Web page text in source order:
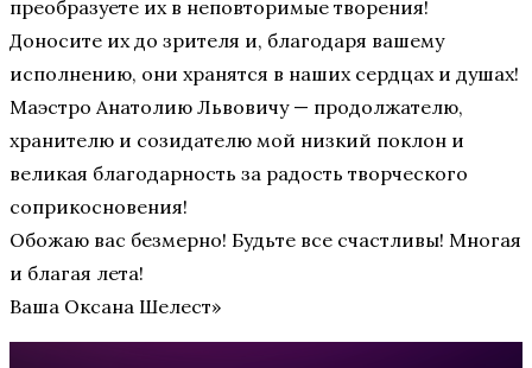
преобразуете их в неповторимые творения!
Доносите их до зрителя и, благодаря вашему
исполнению, они хранятся в наших сердцах и душах!
Маэстро Анатолию Львовичу — продолжателю,
хранителю и созидателю мой низкий поклон и
великая благодарность за радость творческого
соприкосновения!
Обожаю вас безмерно! Будьте все счастливы! Многая
и благая лета!
Ваша Оксана Шелест»